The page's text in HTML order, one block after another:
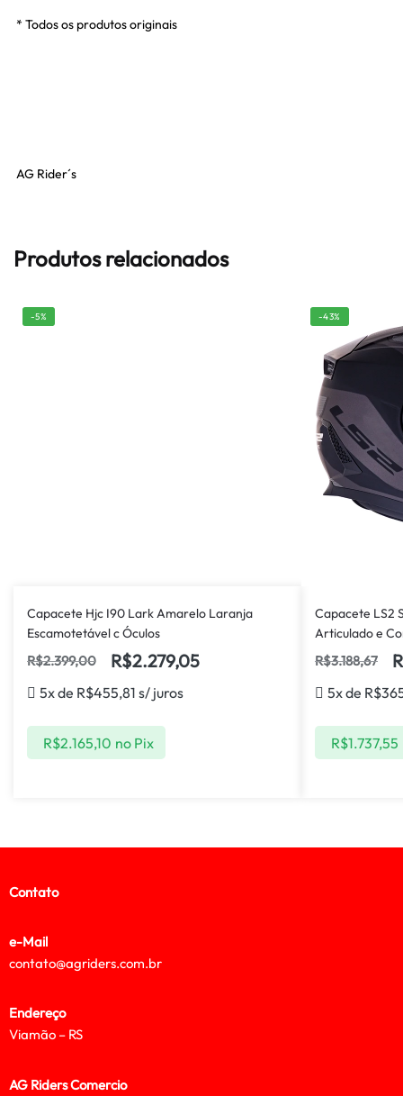
* Todos os produtos originais
AG Rider´s
Produtos relacionados
-5%
Capacete Hjc I90 Lark Amarelo Laranja
Escamotetável c Óculos
R$2.399,00 R$2.279,05
5x de R$455,81 s/ juros
R$2.165,10 no Pix
-43%
Capacete LS2
Articulado e
R$3.188,67
5x de R$
R$1.737,55
Contato
e-Mail
contato@agriders.com.br
Endereço
Viamão – RS
AG Riders Comercio